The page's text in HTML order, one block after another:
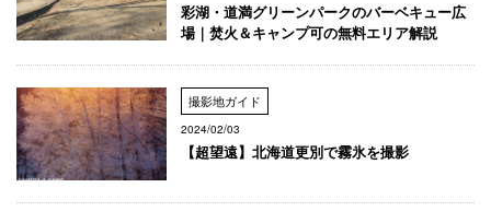
彩湖・道満グリーンパークのバーベキュー広
場｜焚火＆キャンプ可の無料エリア解説
撮影地ガイド
2024/02/03
【超望遠】北海道更別で霧氷を撮影